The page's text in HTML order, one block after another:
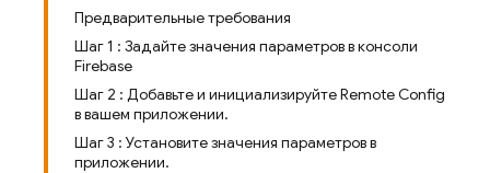
Предварительные требования
Шаг 1 : Задайте значения параметров в консоли
Firebase
Шаг 2 : Добавьте и инициализируйте Remote Config
в вашем приложении.
Шаг 3 : Установите значения параметров в
приложении.